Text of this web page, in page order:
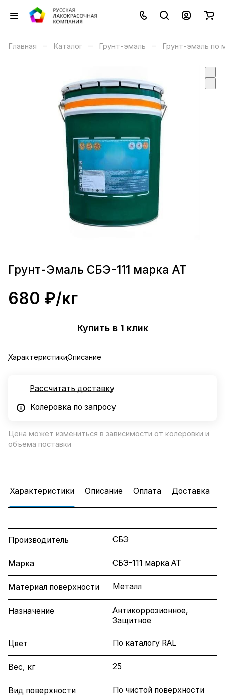
Главная – Каталог – Грунт-эмаль – Грунт-эмаль по
Грунт-Эмаль СБЭ-111 марка АТ
680 ₽/кг
Купить в 1 клик
ХарактеристикиОписание
Рассчитать доставку
Колеровка по запросу
Цена может измениться в зависимости от колеровки и
объема поставки
Характеристики Описание Оплата Доставка
Производитель СБЭ
Марка СБЭ-111 марка АТ
Материал поверхности Металл
Назначение
Антикоррозионное,
Защитное
Цвет По каталогу RAL
Вес, кг 25
Вид поверхности По чистой поверхности